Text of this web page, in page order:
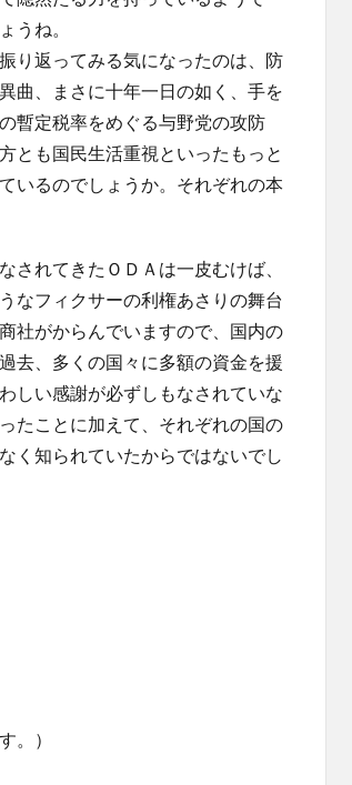
うね。
り返ってみる気になったのは、防
曲、まさに十年一日の如く、手を
暫定税率をめぐる与野党の攻防
とも国民生活重視といったもっと
いるのでしょうか。それぞれの本
れてきたＯＤＡは一皮むけば、
なフィクサーの利権あさりの舞台
社がからんでいますので、国内の
去、多くの国々に多額の資金を援
しい感謝が必ずしもなされていな
たことに加えて、それぞれの国の
く知られていたからではないでし
。）